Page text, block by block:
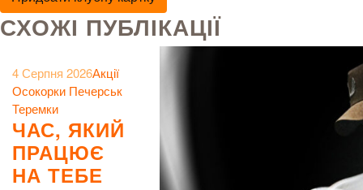
СХОЖІ ПУБЛІКАЦІЇ
4 Серпня 2026Акції
Осокорки Печерськ
Теремки
ЧАС, ЯКИЙ
ПРАЦЮЄ
НА ТЕБЕ